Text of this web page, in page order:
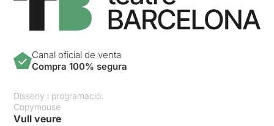
Canal oficial de venta
Compra 100% segura
Disseny i programació:
Copymouse
Vull veure